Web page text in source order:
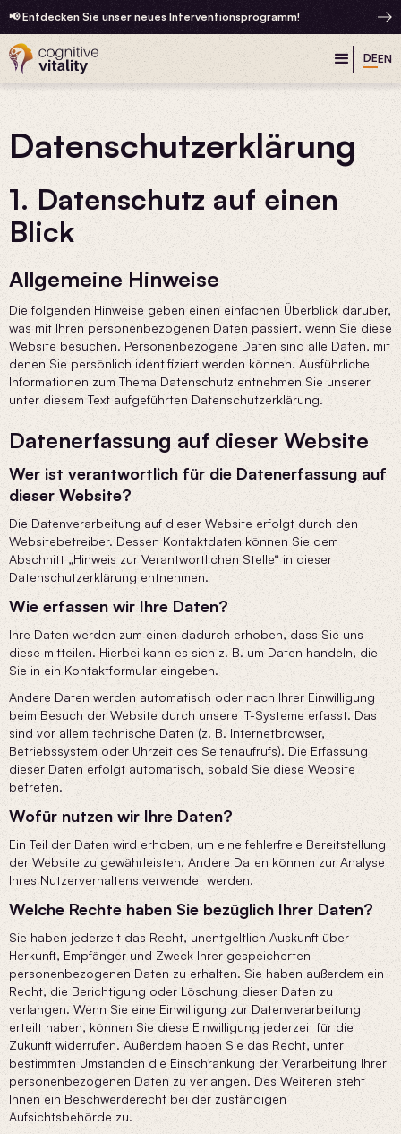
📢 Entdecken Sie unser neues Interventionsprogramm!
DEEN
Datenschutz­erklärung
1. Datenschutz auf einen
Blick
Allgemeine Hinweise
Die folgenden Hinweise geben einen einfachen Überblick darüber,
was mit Ihren personenbezogenen Daten passiert, wenn Sie diese
Website besuchen. Personenbezogene Daten sind alle Daten, mit
denen Sie persönlich identifiziert werden können. Ausführliche
Informationen zum Thema Datenschutz entnehmen Sie unserer
unter diesem Text aufgeführten Datenschutzerklärung.
Datenerfassung auf dieser Website
Wer ist verantwortlich für die Datenerfassung auf
dieser Website?
Die Datenverarbeitung auf dieser Website erfolgt durch den
Websitebetreiber. Dessen Kontaktdaten können Sie dem
Abschnitt „Hinweis zur Verantwortlichen Stelle“ in dieser
Datenschutzerklärung entnehmen.
Wie erfassen wir Ihre Daten?
Ihre Daten werden zum einen dadurch erhoben, dass Sie uns
diese mitteilen. Hierbei kann es sich z. B. um Daten handeln, die
Sie in ein Kontaktformular eingeben.
Andere Daten werden automatisch oder nach Ihrer Einwilligung
beim Besuch der Website durch unsere IT-Systeme erfasst. Das
sind vor allem technische Daten (z. B. Internetbrowser,
Betriebssystem oder Uhrzeit des Seitenaufrufs). Die Erfassung
dieser Daten erfolgt automatisch, sobald Sie diese Website
betreten.
Wofür nutzen wir Ihre Daten?
Ein Teil der Daten wird erhoben, um eine fehlerfreie Bereitstellung
der Website zu gewährleisten. Andere Daten können zur Analyse
Ihres Nutzerverhaltens verwendet werden.
Welche Rechte haben Sie bezüglich Ihrer Daten?
Sie haben jederzeit das Recht, unentgeltlich Auskunft über
Herkunft, Empfänger und Zweck Ihrer gespeicherten
personenbezogenen Daten zu erhalten. Sie haben außerdem ein
Recht, die Berichtigung oder Löschung dieser Daten zu
verlangen. Wenn Sie eine Einwilligung zur Datenverarbeitung
erteilt haben, können Sie diese Einwilligung jederzeit für die
Zukunft widerrufen. Außerdem haben Sie das Recht, unter
bestimmten Umständen die Einschränkung der Verarbeitung Ihrer
personenbezogenen Daten zu verlangen. Des Weiteren steht
Ihnen ein Beschwerderecht bei der zuständigen
Aufsichtsbehörde zu.